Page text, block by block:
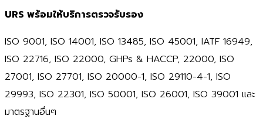
URS พร้อมให้บริการตรวจรับรอง
ISO 9001, ISO 14001, ISO 13485, ISO 45001, IATF 16949,
ISO 22716, ISO 22000, GHPs & HACCP, 22000, ISO
27001, ISO 27701, ISO 20000-1, ISO 29110-4-1, ISO
29993, ISO 22301, ISO 50001, ISO 26001, ISO 39001 และ
มาตรฐานอื่นๆ